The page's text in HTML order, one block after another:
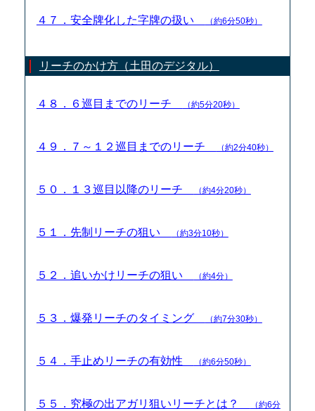
４７．安全牌化した字牌の扱い （約6分50秒）
リーチのかけ方（土田のデジタル）
４８．６巡目までのリーチ （約5分20秒）
４９．７～１２巡目までのリーチ （約2分40秒）
５０．１３巡目以降のリーチ （約4分20秒）
５１．先制リーチの狙い （約3分10秒）
５２．追いかけリーチの狙い （約4分）
５３．爆発リーチのタイミング （約7分30秒）
５４．手止めリーチの有効性 （約6分50秒）
５５．究極の出アガリ狙いリーチとは？
（約6分